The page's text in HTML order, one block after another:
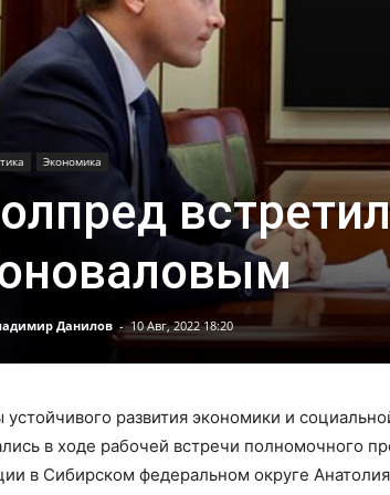
Экономика
Данилов - 10 Авг, 2022 18:20
устойчивого развития экономики и
в ходе рабочей встречи полномочного
в Сибирском федеральном округе